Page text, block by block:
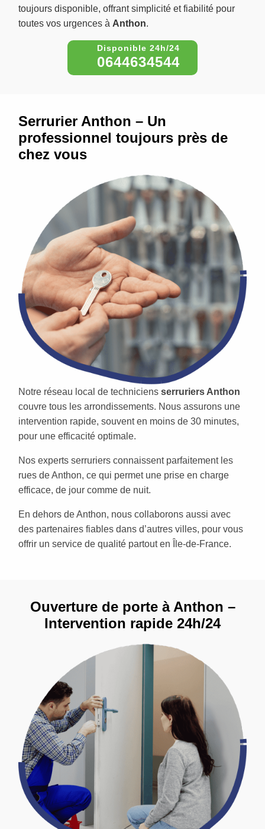
toujours disponible, offrant simplicité et fiabilité pour
toutes vos urgences à Anthon.
0644634544
Serrurier Anthon – Un
professionnel toujours près de
chez vous
Notre réseau local de techniciens serruriers Anthon
couvre tous les arrondissements. Nous assurons une
intervention rapide, souvent en moins de 30 minutes,
pour une efficacité optimale.
Nos experts serruriers connaissent parfaitement les
rues de Anthon, ce qui permet une prise en charge
efficace, de jour comme de nuit.
En dehors de Anthon, nous collaborons aussi avec
des partenaires fiables dans d’autres villes, pour vous
offrir un service de qualité partout en Île-de-France.
Ouverture de porte à Anthon –
Intervention rapide 24h/24